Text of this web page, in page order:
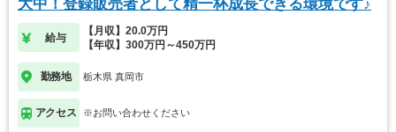
大中！登録販売者として精一杯成長できる環境です♪
給与
【月収】20.0万円
【年収】300万円～450万円
勤務地 栃木県 真岡市
アクセス ※お問い合わせください